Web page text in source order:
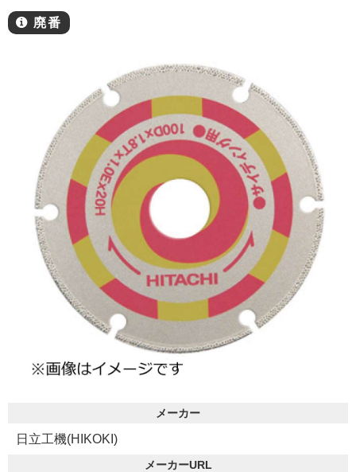
廃番
メーカー
日立工機(HIKOKI)
メーカーURL